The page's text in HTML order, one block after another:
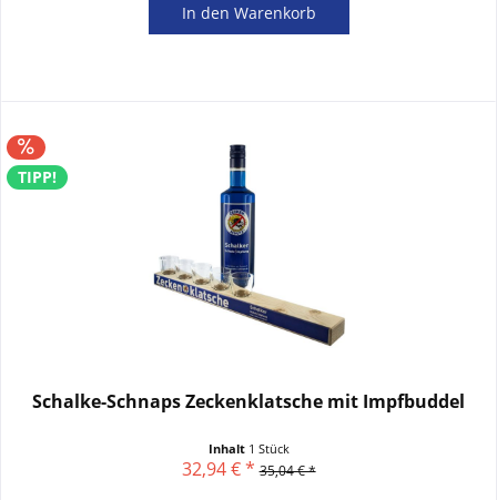
In den Warenkorb
TIPP!
Schalke-Schnaps Zeckenklatsche mit Impfbuddel
Inhalt 1 Stück
32,94 € * 35,04 € *